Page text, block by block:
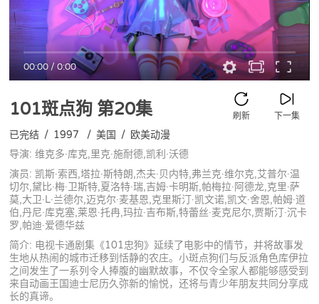
00:00/0:00
101斑点狗 第20集 下一集
刷新
已完结 / 1997 / 美国 / 欧美动漫
导演: 维克多·库克,里克·施耐德,凯利·沃德
演员: 凯斯·索西,塔拉·斯特朗,杰夫·贝内特,弗兰克·维尔克,艾普尔·温
切尔,黛比·梅·卫斯特,夏洛特·瑞,吉姆·卡明斯,帕梅拉·阿德龙,克里·萨
莫,大卫·L·兰德尔,迈克尔·麦基恩,克里斯汀·凯文诺,凯文·舍恩,帕姆·道
伯,丹尼·库克塞,莱恩·托冉,玛拉·吉布斯,特蕾丝·麦克尼尔,贾斯汀·沉卡
罗,帕迪·爱德华兹
简介: 电视卡通剧集《101忠狗》延续了电影中的情节，并将故事发
生地从热闹的城市迁移到恬静的农庄。小斑点狗们与反派角色库伊拉
之间发生了一系列令人捧腹的幽默故事，不仅令全家人都能够感受到
来自动画王国迪士尼历久弥新的愉悦，还将与青少年朋友共同分享成
长的真谛。